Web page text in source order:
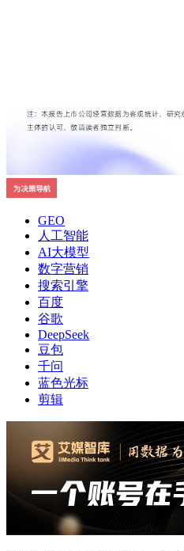
GEO
人工智能
AI大模型
数字营销
搜索引擎
百度
谷歌
DeepSeek
豆包
千问
蓝色光标
剪辑